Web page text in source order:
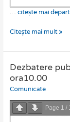
… citește mai
Citește mai mult »
Dezbatere
ora10.00
Comunicate
Page 1 /
Dezbatere
publica
PUG
GIS
12.07.2024